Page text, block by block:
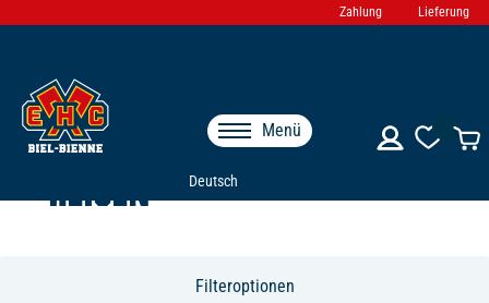
Zahlung Lieferung
Deutsch
Menü
REISEN
Filteroptionen